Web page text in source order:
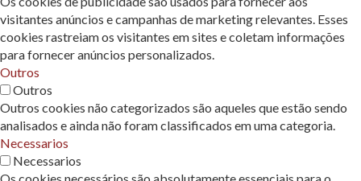
visitantes anúncios e campanhas de marketing relevantes. Esses
cookies rastreiam os visitantes em sites e coletam informações
para fornecer anúncios personalizados.
Outros
Outros
Outros cookies não categorizados são aqueles que estão sendo
analisados ​​e ainda não foram classificados em uma categoria.
Necessarios
Necessarios